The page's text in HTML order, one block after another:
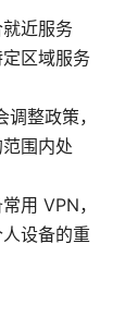
近服务
区域服务
整政策，
围内处
用 VPN，
设备的重